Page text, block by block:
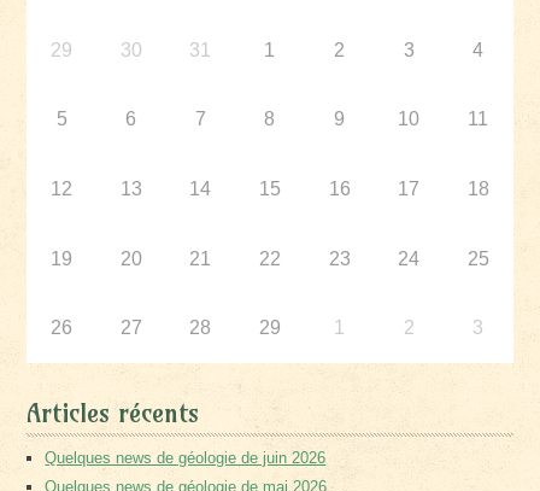
29 30 31 1 2 3 4
5 6 7 8 9 10 11
12 13 14 15 16 17 18
19 20 21 22 23 24 25
26 27 28 29 1 2 3
Articles récents
Quelques news de géologie de juin 2026
Quelques news de géologie de mai 2026